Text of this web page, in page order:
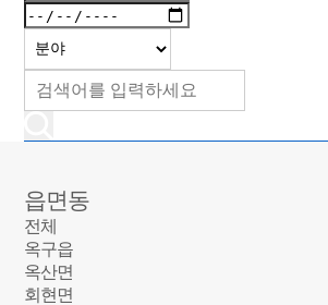
읍면동
전체
옥구읍
옥산면
회현면